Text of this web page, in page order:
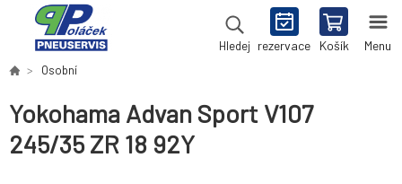
Hledej rezervace Košík Menu
Osobní
Yokohama Advan Sport V107
245/35 ZR 18 92Y